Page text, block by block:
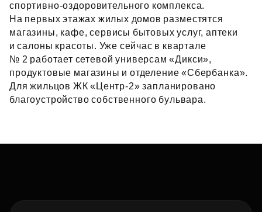
спортивно‑оздоровительного комплекса.
На первых этажах жилых домов разместятся
магазины, кафе, сервисы бытовых услуг, аптеки
и салоны красоты. Уже сейчас в квартале
№ 2 работает сетевой универсам «Дикси»,
продуктовые магазины и отделение «Сбербанка».
Для жильцов ЖК «Центр‑2» запланировано
благоустройство собственного бульвара.